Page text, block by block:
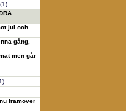
(1)
jul och
gång,
men går
framöver